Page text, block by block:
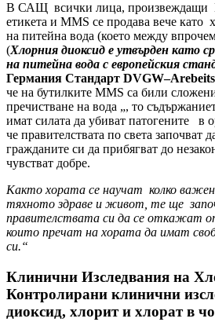
В САЩ всички лица, произвеждащи
етикета и MMS се продава вече като
на питейна вода (което между
(Хлорния диоксид е утвърден като
на питейна вода с европейския
Германия Стандарт DVGW–
че на бутилките MMS са били
пречистване на вода „, то
имат силата да убиват патогените в
че правителствата по света започват
гражданите си да прибягват до
чувстват добре.
Както хората се научат колко
тяхното здраве и живот, те ще
правителствата си да се откажат
които пречат на хората да имат
си.“
Клинични Изследвания на
Контролирани клинични
диоксид, хлорит и хлорат в